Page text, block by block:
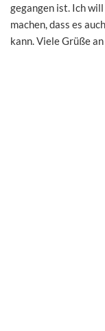
gegangen ist. Ich
machen, dass es
kann. Viele Grüße